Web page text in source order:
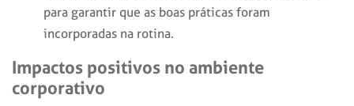
para garantir que as boas práticas foram
incorporadas na rotina.
Impactos positivos no ambiente
corporativo